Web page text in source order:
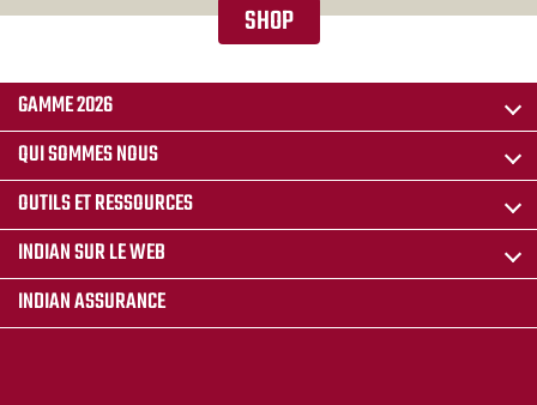
SHOP
GAMME 2026
QUI SOMMES NOUS
OUTILS ET RESSOURCES
INDIAN SUR LE WEB
INDIAN ASSURANCE